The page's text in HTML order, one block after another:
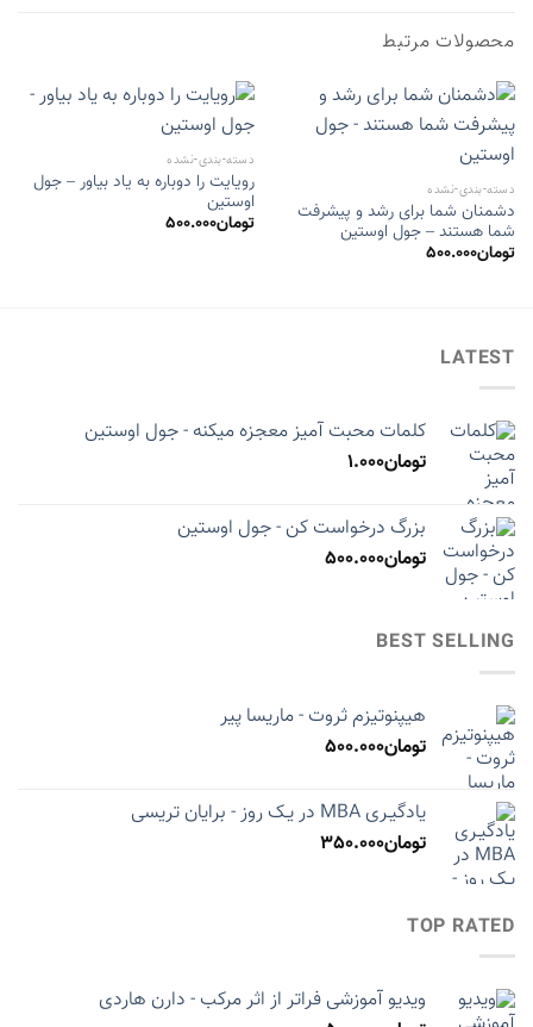
محصولات مرتبط
دسته-بندی-نشده
دشمنان شما برای رشد و پیشرفت
شما هستند – جول اوستین
تومان500.000
دسته-بندی-نشده
رویایت را دوباره به یاد بیاور – جول
اوستین
تومان500.000
LATEST
کلمات محبت آمیز معجزه میکنه - جول اوستین
تومان1.000
بزرگ درخواست کن - جول اوستین
تومان500.000
BEST SELLING
هیپنوتیزم ثروت - ماریسا پیر
تومان500.000
یادگیـری MBA در یـک روز - برایان تریسی
تومان350.000
TOP RATED
ویدیو آموزشی فراتر از اثر مرکب - دارن هاردی